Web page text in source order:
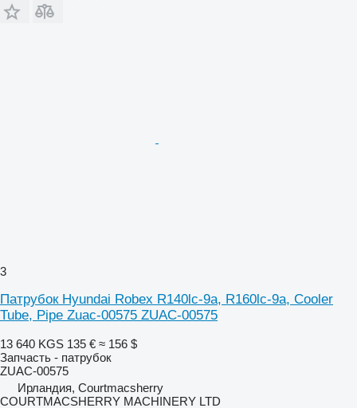
3
Патрубок Hyundai Robex R140lc-9a, R160lc-9a, Cooler
Tube, Pipe Zuac-00575 ZUAC-00575
13 640 KGS 135 € ≈ 156 $
Запчасть - патрубок
ZUAC-00575
Ирландия, Courtmacsherry
COURTMACSHERRY MACHINERY LTD